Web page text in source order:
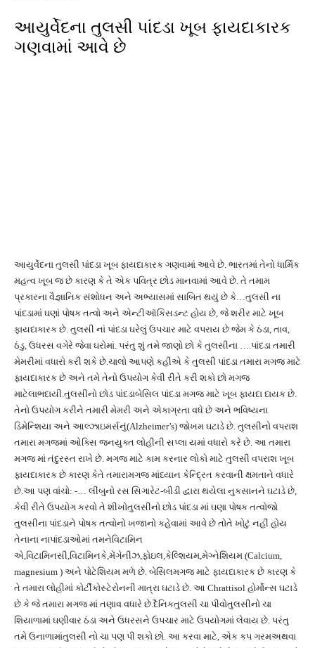
આયુર્વેદના તુલસી પાંદડા ખૂબ ફાયદાકારક
ગણવામાં આવે છે
આયુર્વેદના તુલસી પાંદડા ખૂબ ફાયદાકારક ગણવામાં આવે છે. ભારતમાં તેનો ધાર્મિક
મહત્વ ખૂબ જ છે કારણ કે તે એક પવિત્ર છોડ માનવામાં આવે છે. તે તમામ
પ્રકારના વૈજ્ઞાનિક સંશોધન અને અભ્યાસમાં સાબિત થયું છે કે…તુલસી ના
પાંદડામાં ઘણાં પોષક તત્વો અને એન્ટીઑકિસડન્ટ હોય છે, જે શરીર માટે ખૂબ
ફાયદાકારક છે. તુલસી નાં પાંદડા ઘરેલું ઉપચાર માટે વપરાય છે જેમ કે ઠંડા, તાવ,
ઠંડુ, ઉધરસ વગેરે જેવા ઘરોમાં. પરંતુ શું તમે જાણો છો કે તુલસીના ….પાંદડા તમારી
મેમરીમાં વધારો કરી શકે છે.ચાલો આપણે કહીએ કે તુલસી પાંદડા તમારા મગજ માટે
ફાયદાકારક છે અને તમે તેનો ઉપયોગ કેવી રીતે કરી શકો છો મગજ
માટેલાભદાયી.તુલસીનો છોડ પાંદડાબેસિલ પાંદડા મગજ માટે ખૂબ ફાયદા દાયક છે.
તેનો ઉપયોગ કરીને તમારી મેમરી અને એકાગ્રતા વધે છે અને ભવિષ્યના
ડિમેન્શિયા અને આલ્ઝાઇમર્સનું(Alzheimer’s) જોખમ ઘટાડે છે. તુલસીનો વપરાશ
તમારા મગજમાં ઓક્સિ જનયુક્ત લોહીની સપ્લા યમાં વધારો કરે છે. આ તમારા
મગજ માં તંદુરસ્ત રાખે છે. મગજ માટે કામ કરનાર લોકો માટે તુલસી વપરાશ ખૂબ
ફાયદાકારક છે કારણ કેતે તમારામગજ માંધ્યાન કેન્દ્રિત કરવાની ક્ષમતાને વધારે
છે.આ પણ વાંચો: -… લીંબુનો રસ સિગારેટ-બીડી દ્વારા થયેલા નુકસાનને ઘટાડે છે,
કેવી રીતે ઉપયોગ કરવો તે શીખોતુલસીનો છોડ પાંદડા માં ઘણા પોષક તત્વોજો
તુલસીના પાંદડાને પોષક તત્વોનો ખજાનો કહેવામાં આવે છે તોતે ખોટું નહીં હોય
તેનાના નાપાંદડાઓમાં તમનેવિટામિન
એ,વિટામિનસી,વિટામિનકે,મેંગેનીઝ,ફોઇલ,કેલ્શિયમ,મેગ્નેશિયમ (Calcium,
magnesium ) અને પોટેશિયમ મળે છે. બેસિલમગજ માટે ફાયદાકારક છે કારણ કે
તે તમારા લોહીમાં કોર્ટીકોસ્ટેરોનની માત્રા ઘટાડે છે. આ Chrattisol હોર્મોન્સ ઘટાડે
છે કે જે તમારા મગજ માં તણાવ વધારે છે.દૈનિકતુલસી ચા પીવોતુલસીનો ચા
શિયાળામાં ઘણીવાર ઠંડા અને ઉધરસને ઉપચાર માટે ઉપયોગમાં લેવાય છે. પરંતુ
તમે ઉનાળામાંતુલસી નો ચા પણ પી શકો છો. આ કરવા માટે, એક કપ ગરમઅથવા